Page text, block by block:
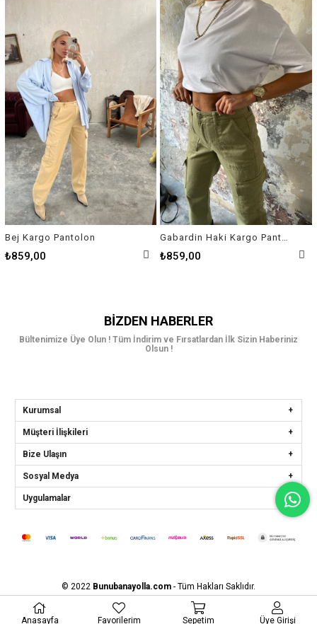
Bej Kargo Pantolon
₺859,00 ₺859,00
BIZDEN HABERLER
Bültenimize Üye Olun ! Tüm İndirim ve Fırsatlardan İlk Sizin Haberiniz
Olsun !
Kurumsal
Müşteri İlişkileri
Bize Ulaşın
Sosyal Medya
Uygulamalar
© 2022 Bunubanayolla.com- Tüm Hakları Saklıdır.
Anasayfa Favorilerim Sepetim Üye Girişi